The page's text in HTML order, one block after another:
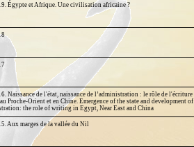
Égypte et Afrique. Une civilisation africaine ?
Naissance de l'état, naissance de l’administration : le rôle de l'écriture
Proche-Orient et en Chine. Emergence of the state and development of
the role of writing in Egypt, Near East and China
Aux marges de la vallée du Nil